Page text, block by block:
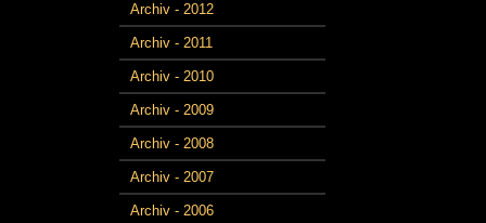
Archiv - 2012
Archiv - 2011
Archiv - 2010
Archiv - 2009
Archiv - 2008
Archiv - 2007
Archiv - 2006